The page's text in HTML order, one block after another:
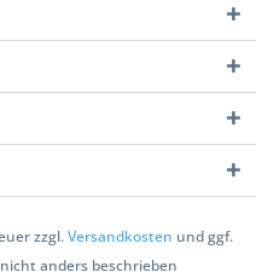
zzgl.Versandkosten und ggf.
anders beschrieben